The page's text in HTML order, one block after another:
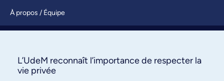
À propos / Équipe
S’abonner
L’UdeM reconnaît l’importance de respecter la
vie privée